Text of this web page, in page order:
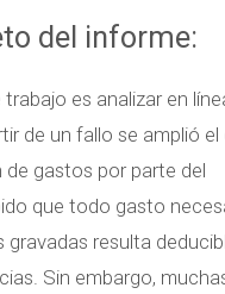
del informe:
es analizar en
de un fallo se amplió el
gastos por parte del
que todo gasto
resulta
Sin embargo,